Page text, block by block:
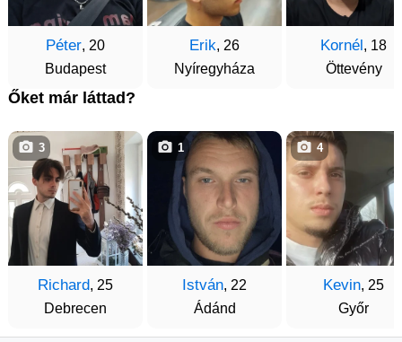
Péter, 20
Budapest
Erik, 26
Nyíregyháza
Kornél, 18
Öttevény
Őket már láttad?
Richard, 25
Debrecen
3
István, 22
Ádánd
1
Kevin, 25
Győr
4